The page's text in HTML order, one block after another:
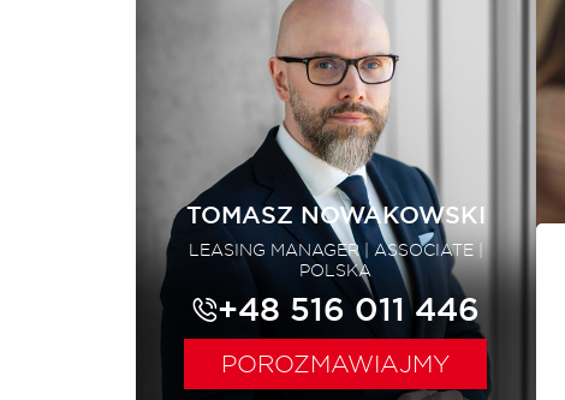
TOMASZ NOWAKOWSKI
LEASING MANAGER | ASSOCIATE |
POLSKA
+48 516 011 446
POROZMAWIAJMY